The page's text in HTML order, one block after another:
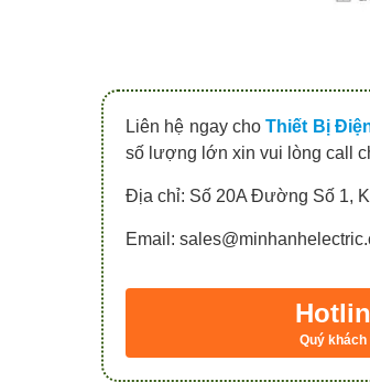
Liên hệ ngay choThiết Bị
số lượng lớn xin vui lòng call
Địa chỉ: Số 20A Đường Số 1,
Email:
Quý khách